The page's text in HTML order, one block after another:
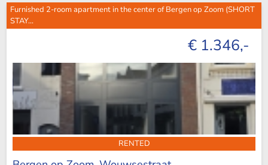
Furnished 2-room apartment in the center of Bergen op Zoom (SHORT
STAY...
€ 1.346,-
RENTED